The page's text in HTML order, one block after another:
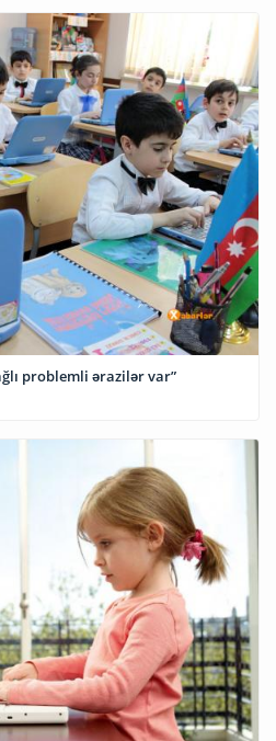
problemli ərazilər var”